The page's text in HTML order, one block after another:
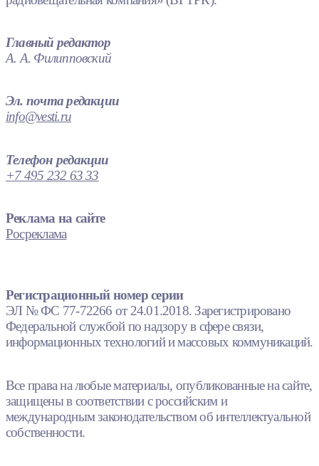
Главный редактор
А. А. Филипповский
Эл. почта редакции
info@vesti.ru
Телефон редакции
+7 495 232 63 33
Реклама на сайте
Росреклама
Регистрационный номер серии
ЭЛ № ФС 77-72266 от 24.01.2018. Зарегистрировано
Федеральной службой по надзору в сфере связи,
информационных технологий и массовых коммуникаций.
Все права на любые материалы, опубликованные на сайте,
защищены в соответствии с российским и
международным законодательством об интеллектуальной
собственности.